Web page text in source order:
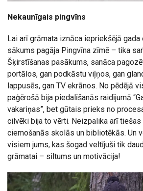
Nekaunīgais pingvīns
Lai arī grāmata iznāca iepriekšējā
sākums pagāja Pingvīna zīmē – tika
Šķirstīšanas pasākums, sanāca
portālos, gan podkāstu viļņos, gan
lappusēs, gan TV ekrānos. No pēdējā
paģērošā bija piedalīšanās raidījumā
vakariņas”, bet gūtais prieks no
cilvēki bija to vērti. Neizpalika arī tiešas
ciemošanās skolās un bibliotēkās. Un
visiem jums, kas šogad veltījuši tik
grāmatai – siltums un motivācija!